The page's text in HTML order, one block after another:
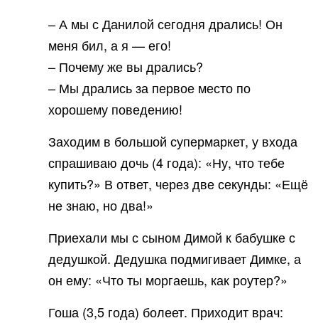
– А мы с Данилой сегодня дрались! Он
меня бил, а я — его!
– Почему же вы дрались?
– Мы дрались за первое место по
хорошему поведению!
Заходим в большой супермаркет, у входа
спрашиваю дочь (4 года): «Ну, что тебе
купить?» В ответ, через две секунды: «Ещё
не знаю, но два!»
Приехали мы с сыном Димой к бабушке с
дедушкой. Дедушка подмигивает Димке, а
он ему: «Что ты моргаешь, как роутер?»
Гоша (3,5 года) болеет. Приходит врач: